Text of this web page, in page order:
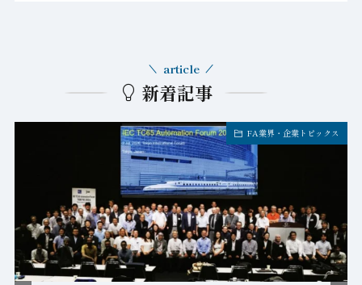
新着記事
article
FA業界・企業トピックス